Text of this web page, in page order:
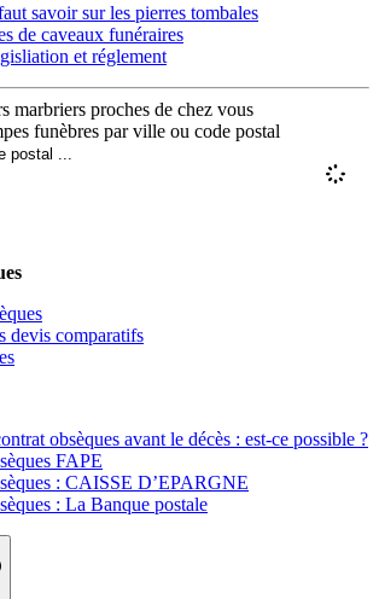
savoir sur les pierres tombales
de caveaux funéraires
et réglement
marbriers proches de chez vous
funèbres par ville ou code postal
devis comparatifs
obsèques avant le décès : est-ce possible ?
FAPE
: CAISSE D’EPARGNE
: La Banque postale